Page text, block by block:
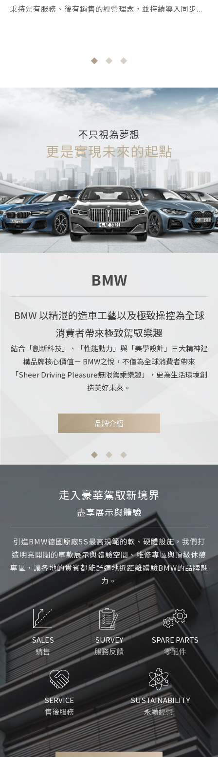
秉持先有服務、後有銷售的經營理念，並持續導入同步...
務體驗
以德國原廠最高標準打造展示據點，提升維修的品質與...
不只視為夢想
更是實現未來的起點
BMW
BMW 以精湛的造車工藝以及極致操控為全球
消費者帶來極致駕馭樂趣
結合「創新科技」、「性能動力」與「美學設計」三大精神建
構品牌核心價值－ BMW之悅，不僅為全球消費者帶來
「Sheer Driving Pleasure無限駕乘樂趣」，更為生活環境創
造美好未來。
品牌介紹
因創意而生的MINI
引領潮流的創意在車壇發揚光大
MINI
因創意而生的MINI將無數引領潮流的創意在車
壇發揚光大
MINI的核心價值：與眾不同的創意、聰明的功能設計、客製
個性化以及無法取代的go-kart般的駕乘樂趣，
更讓MINI屹立不搖成為車壇潮流引導者。
達到完美平衡的夢想
性能操控與舒適安全
Porsche
Porsche 以極具智慧的方式將力量成功轉化為
速度才是王道
隨著每一個概念、每一次研發和每一款車型的誕生，我們每天
朝著這個夢想一步一步的邁進，
讓運動性能與效率之間達到完美平衡的夢想。
走入豪華駕馭新境界
盡享展示與體驗
引進BMW德國原廠5S最高規範的軟、硬體設施，我們打
造明亮開闊的車款展示與體驗空間、維修專區與頂級休憩
專區，讓各地的貴賓都能舒適地近距離體驗BMW的品牌魅
力。
SALES
銷售
SURVEY
服務反饋
SPARE PARTS
零配件
SERVICE
售後服務
SUSTAINABILITY
永續經營
走入豪華駕馭新境界
盡享展示與體驗
精心打造的旗艦展示中心，黑色基底空間搭配亮橘元素，
完美襯托MINI大膽鮮明、多樣化的車款，內部規劃獨特的
展示體驗區、休憩區等，讓貴賓自在徜徉在專屬MINI
Style的氛圍中。
SALES
銷售
SURVEY
服務反饋
SPARE PARTS
零配件
SERVICE
售後服務
SUSTAINABILITY
永續經營
走入豪華駕馭新境界
盡享展示與體驗
隨著每一個概念、每一次研發和每一款車型的誕生，我們
每天朝著這個夢想一步一步的邁進；
這也正是為何保時捷所打造的跑車總是成為業界標竿。
全台服務展示據點